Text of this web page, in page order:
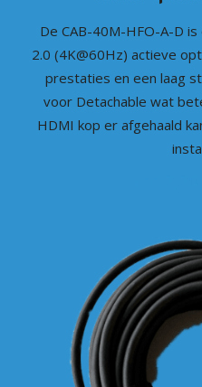
De CAB-40M-HFO-A-D
2.0 (4K@60Hz) actieve
prestaties en een laag
voor Detachable wat
HDMI kop er afgehaald